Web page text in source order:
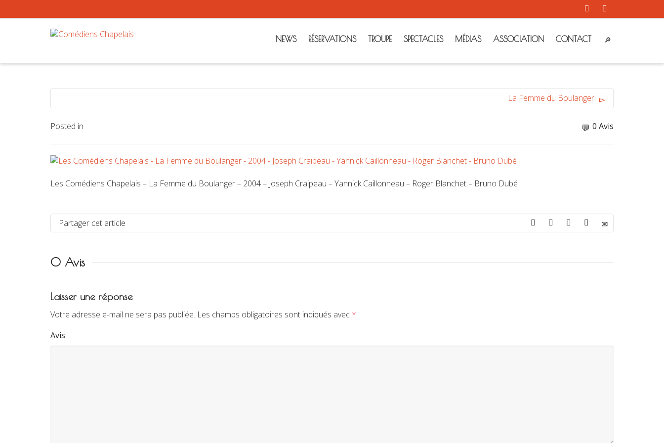
NEWS RÉSERVATIONS TROUPE SPECTACLES MÉDIAS ASSOCIATION CONTACT
La Femme du Boulanger
Posted in 0 Avis
Les Comédiens Chapelais – La Femme du Boulanger – 2004 – Joseph Craipeau – Yannick Caillonneau – Roger Blanchet – Bruno Dubé
Partager cet article
0 Avis
Laisser une réponse
Votre adresse e-mail ne sera pas publiée. Les champs obligatoires sont indiqués avec *
Avis